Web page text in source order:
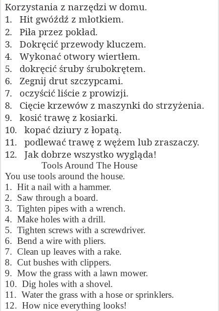
Korzystania z narzędzi w domu.
1.
Hit gwóźdź z młotkiem.
2.
Piła przez pokład.
3.
Dokręcić przewody kluczem.
4.
Wykonać otwory wiertłem.
5.
dokręcić śruby śrubokrętem.
6.
Zegnij drut szczypcami.
7.
oczyścić liście z prowizji.
8.
Cięcie krzewów z maszynki do strzyżenia.
9.
kosić trawę z kosiarki.
10.
kopać dziury z łopatą.
11.
podlewać trawę z wężem lub zraszaczy.
12.
Jak dobrze wszystko wygląda!
Tools Around The House
You use tools around the house.
1. Hit a nail with a hammer.
2. Saw through a board.
3. Tighten pipes with a wrench.
4. Make holes with a drill.
5. Tighten screws with a screwdriver.
6. Bend a wire with pliers.
7. Clean up leaves with a rake.
8. Cut bushes with clippers.
9. Mow the grass with a lawn mower.
10. Dig holes with a shovel.
11. Water the grass with a hose or sprinklers.
12. How nice everything looks!